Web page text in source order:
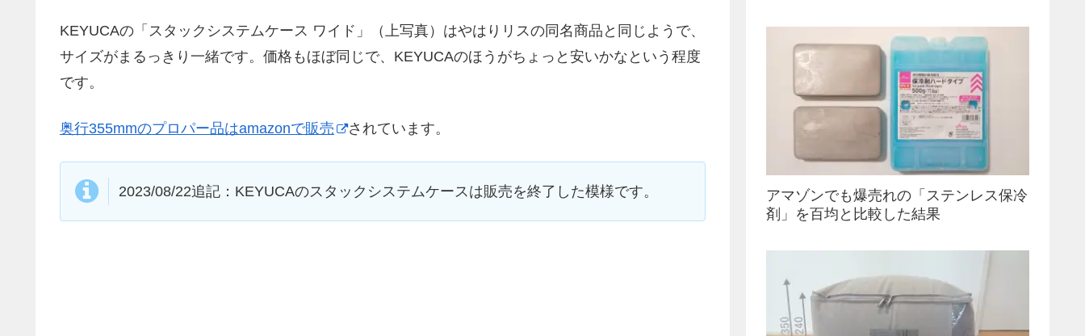
KEYUCAの「スタックシステムケース ワイド」（上写真）はやはりリスの同名商品と同じようで、
サイズがまるっきり一緒です。価格もほぼ同じで、KEYUCAのほうがちょっと安いかなという程度
です。
奥行355mmのプロパー品はamazonで販売 されています。
2023/08/22追記：KEYUCAのスタックシステムケースは販売を終了した模様です。
アマゾンでも爆売れの「ステンレス保冷
剤」を百均と比較した結果